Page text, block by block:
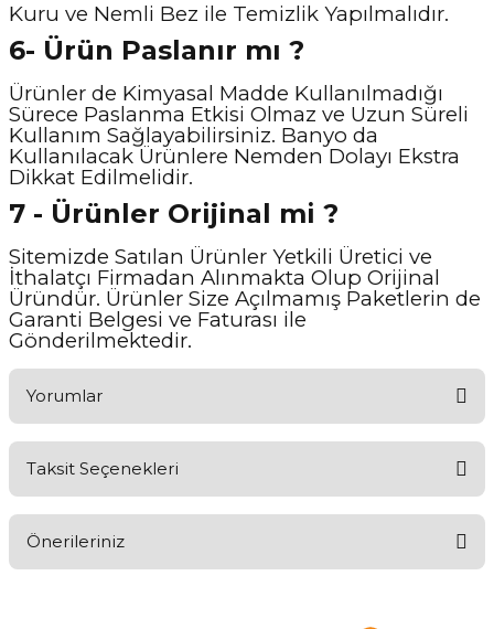
Kuru ve Nemli Bez ile Temizlik Yapılmalıdır.
6- Ürün Paslanır mı ?
Ürünler de Kimyasal Madde Kullanılmadığı
Sürece Paslanma Etkisi Olmaz ve Uzun Süreli
Kullanım Sağlayabilirsiniz. Banyo da
Kullanılacak Ürünlere Nemden Dolayı Ekstra
Dikkat Edilmelidir.
7 - Ürünler Orijinal mi ?
Sitemizde Satılan Ürünler Yetkili Üretici ve
İthalatçı Firmadan Alınmakta Olup Orijinal
Üründür. Ürünler Size Açılmamış Paketlerin de
Garanti Belgesi ve Faturası ile
Gönderilmektedir.
Yorumlar
Taksit Seçenekleri
Önerileriniz